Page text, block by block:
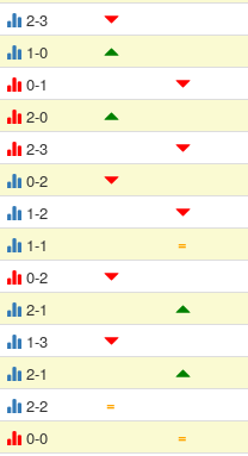
2-3
1-0
0-1
2-0
2-3
0-2
1-2
1-1
=
0-2
2-1
1-3
2-1
2-2
=
0-0
=